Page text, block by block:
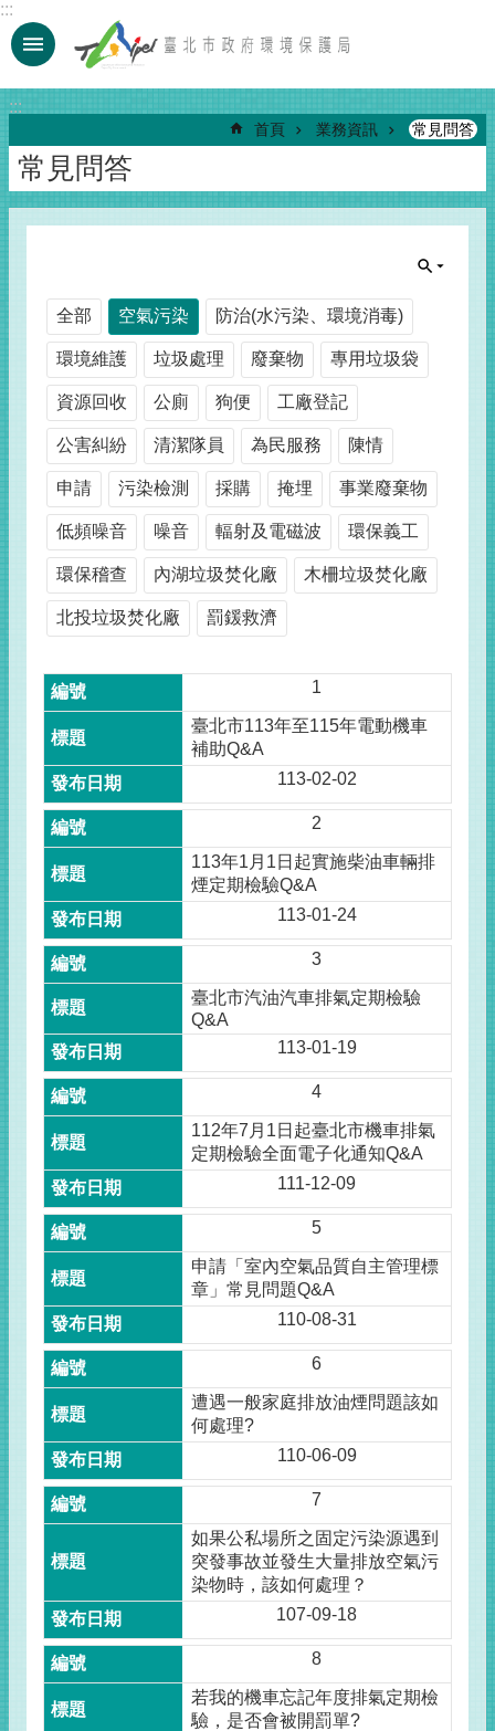
跳到主要內容區塊
:::
:::
首頁 業務資訊 常見問答
常見問答
全部 空氣污染 防治(水污染、環境消毒)
環境維護 垃圾處理 廢棄物 專用垃圾袋
資源回收 公廁 狗便 工廠登記
公害糾紛 清潔隊員 為民服務 陳情
申請 污染檢測 採購 掩埋 事業廢棄物
低頻噪音 噪音 輻射及電磁波 環保義工
環保稽查 內湖垃圾焚化廠 木柵垃圾焚化廠
北投垃圾焚化廠 罰鍰救濟
1
臺北市113年至115年電動機車
補助Q&A
113-02-02
2
113年1月1日起實施柴油車輛排
煙定期檢驗Q&A
113-01-24
3
臺北市汽油汽車排氣定期檢驗
Q&A
113-01-19
4
112年7月1日起臺北市機車排氣
定期檢驗全面電子化通知Q&A
111-12-09
5
申請「室內空氣品質自主管理標
章」常見問題Q&A
110-08-31
6
遭遇一般家庭排放油煙問題該如
何處理?
110-06-09
7
如果公私場所之固定污染源遇到
突發事故並發生大量排放空氣污
染物時，該如何處理？
107-09-18
8
若我的機車忘記年度排氣定期檢
驗，是否會被開罰單?